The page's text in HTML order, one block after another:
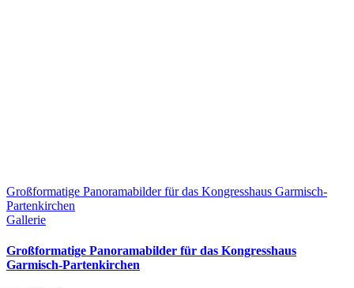
Großformatige Panoramabilder für das Kongresshaus Garmisch-
Partenkirchen
Gallerie
Großformatige Panoramabilder für das Kongresshaus
Garmisch-Partenkirchen